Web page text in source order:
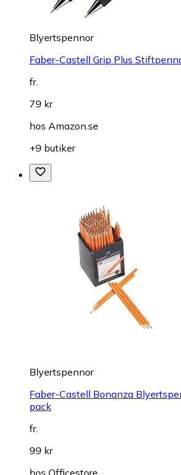
Blyertspennor
Faber-Castell Grip Plus
fr.
79 kr
hos Amazon.se
+9 butiker
Blyertspennor
Faber-Castell Bonanza
pack
fr.
99 kr